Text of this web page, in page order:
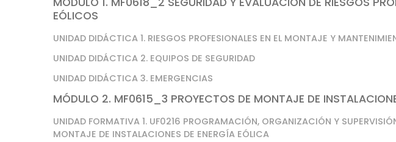
EÓLICOS
UNIDAD DIDÁCTICA 1. RIESGOS PROFESIONALES EN EL MONTAJE Y
UNIDAD DIDÁCTICA 2. EQUIPOS DE SEGURIDAD
UNIDAD DIDÁCTICA 3. EMERGENCIAS
MÓDULO 2. MF0615_3 PROYECTOS DE MONTAJE DE
UNIDAD FORMATIVA 1. UF0216 PROGRAMACIÓN, ORGANIZACIÓN Y
MONTAJE DE INSTALACIONES DE ENERGÍA EÓLICA